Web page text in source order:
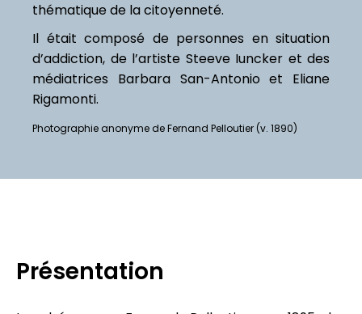
thématique de la citoyenneté.
Il était composé de personnes en situation
d’addiction, de l’artiste Steeve Iuncker et des
médiatrices Barbara San-Antonio et Eliane
Rigamonti.
Photographie anonyme de Fernand Pelloutier (v. 1890)
Présentation